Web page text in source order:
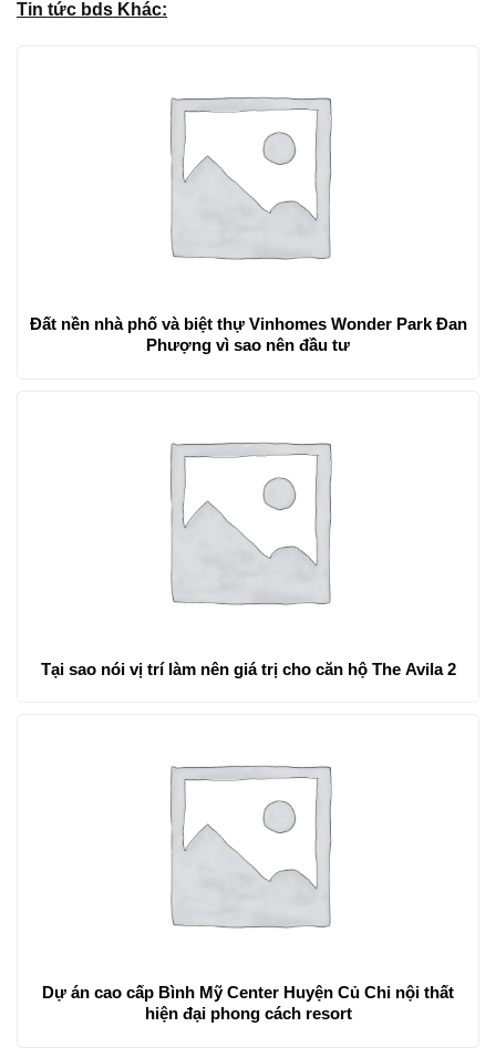
Tin tức bds Khác:
Đất nền nhà phố và biệt thự Vinhomes Wonder Park Đan
Phượng vì sao nên đầu tư
Tại sao nói vị trí làm nên giá trị cho căn hộ The Avila 2
Dự án cao cấp Bình Mỹ Center Huyện Củ Chi nội thất
hiện đại phong cách resort